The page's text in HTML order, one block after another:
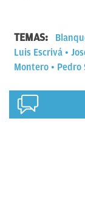
TEMAS:
Luis Escrivá
Montero
Pedro